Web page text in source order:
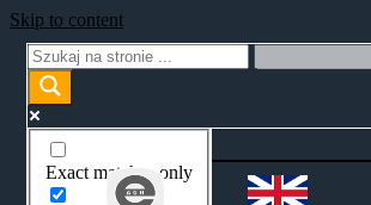
Skip to content
Exact matches only